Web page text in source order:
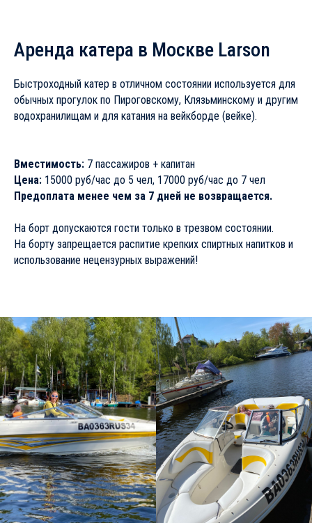
Аренда катера в Москве Larson
Быстроходный катер в отличном состоянии используется для
обычных прогулок по Пироговскому, Клязьминскому и другим
водохранилищам и для катания на вейкборде (вейке).
Вместимость: 7 пассажиров + капитан
Цена: 15000 руб/час до 5 чел, 17000 руб/час до 7 чел
Предоплата менее чем за 7 дней не возвращается.
На борт допускаются гости только в трезвом состоянии.
На борту запрещается распитие крепких спиртных напитков и
использование нецензурных выражений!